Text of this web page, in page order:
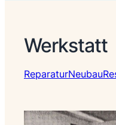
Werkstatt
ReparaturNeubau